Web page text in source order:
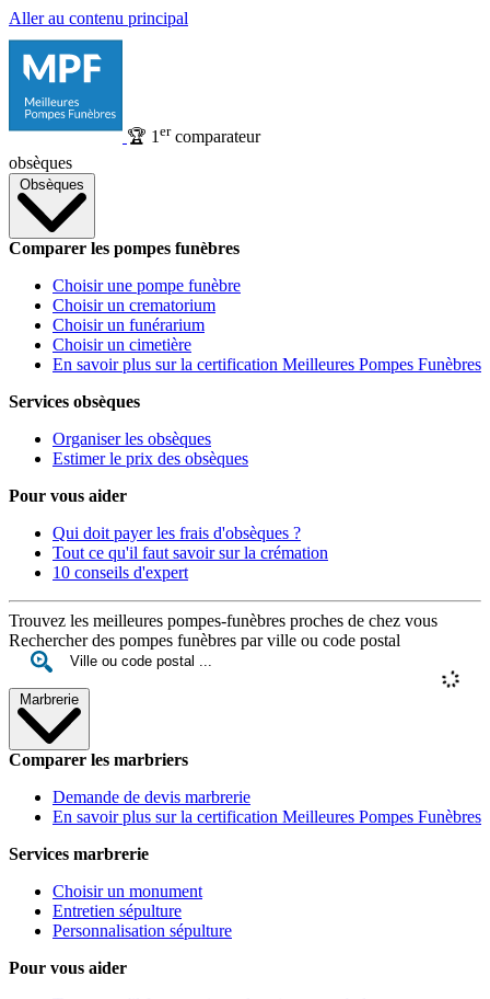
Aller au contenu principal
🏆 1 ercomparateur
obsèques
Obsèques
Comparer les pompes funèbres
Choisir une pompe funèbre
Choisir un crematorium
Choisir un funérarium
Choisir un cimetière
En savoir plus sur la certification Meilleures Pompes Funèbres
Services obsèques
Organiser les obsèques
Estimer le prix des obsèques
Pour vous aider
Qui doit payer les frais d'obsèques ?
Tout ce qu'il faut savoir sur la crémation
10 conseils d'expert
Trouvez les meilleures pompes-funèbres proches de chez vous
Rechercher des pompes funèbres par ville ou code postal
Marbrerie
Comparer les marbriers
Demande de devis marbrerie
En savoir plus sur la certification Meilleures Pompes Funèbres
Services marbrerie
Choisir un monument
Entretien sépulture
Personnalisation sépulture
Pour vous aider